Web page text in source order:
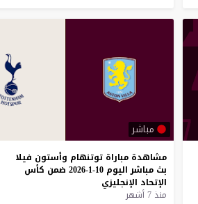
مباشر
مشاهدة مباراة توتنهام وأستون فيلا
بث مباشر اليوم 10-1-2026 ضمن كأس
الإتحاد الإنجليزي
منذ 7 أشهر